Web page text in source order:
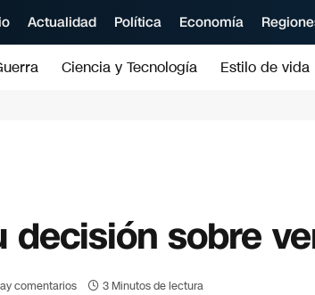
Actualidad Política Economía
Ciencia y Tecnología Estilo de vida
decisión sobre
comentarios 3 Minutos de lectura